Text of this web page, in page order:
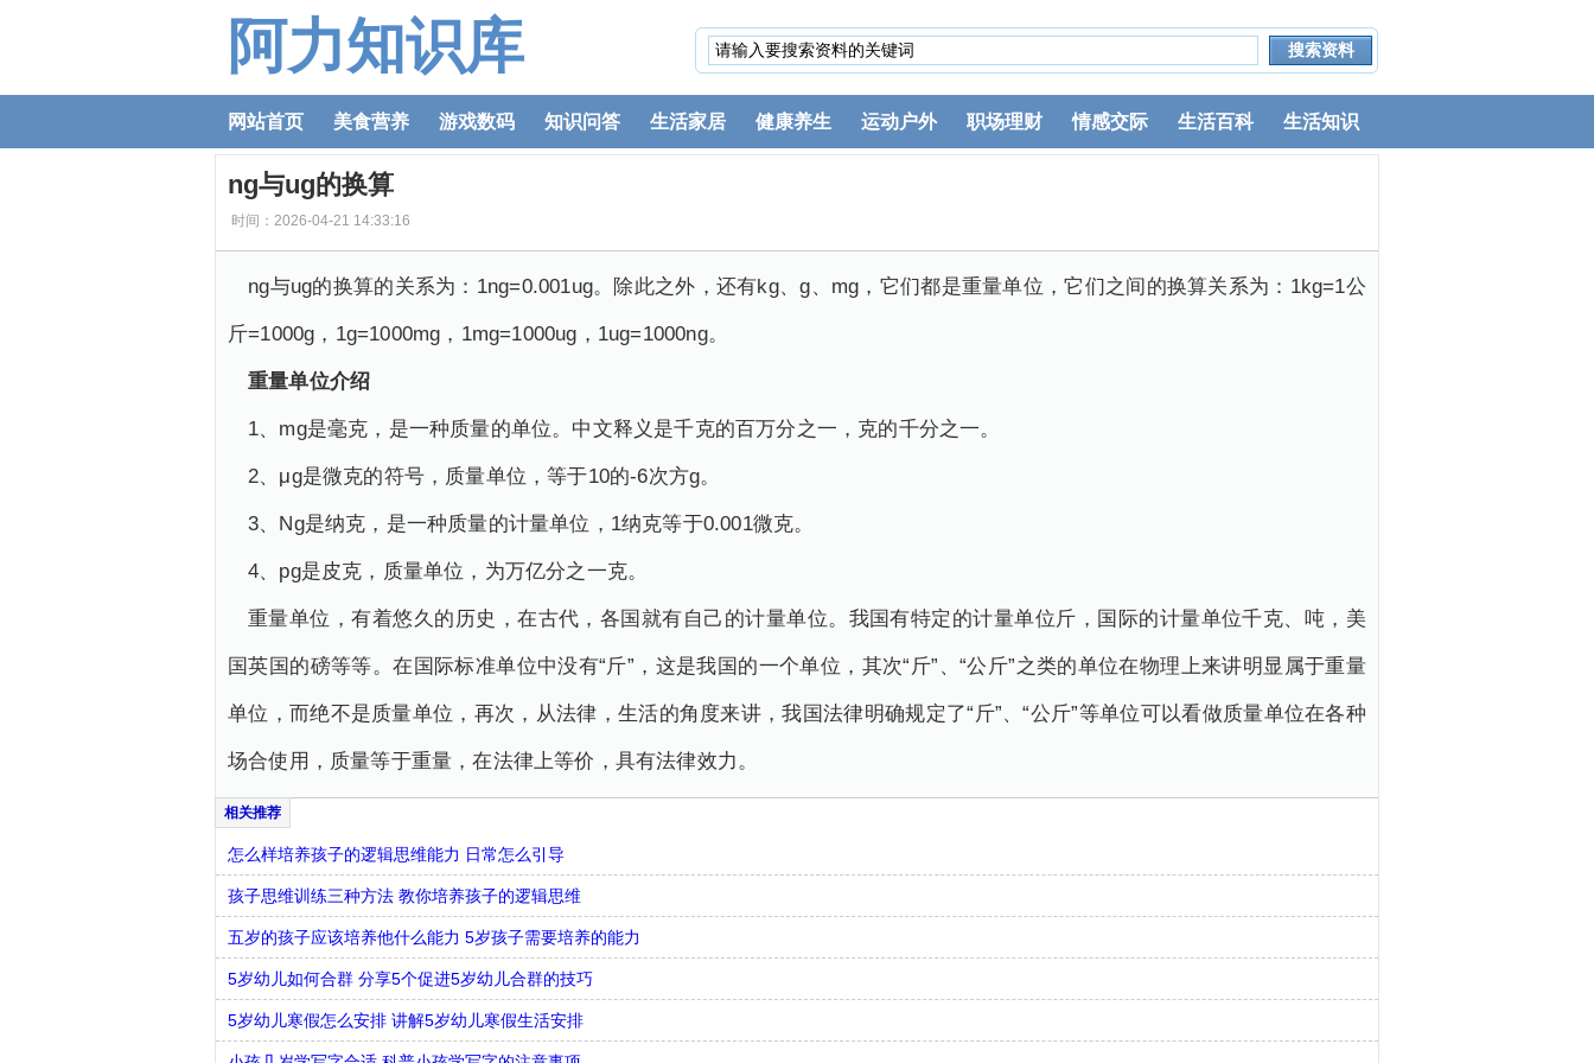
阿力知识库
网站首页 美食营养 游戏数码 知识问答 生活家居 健康养生 运动户外 职场理财 情感交际 生活百科 生活知识
ng与ug的换算
时间：2026-04-21 14:33:16
ng与ug的换算的关系为：1ng=0.001ug。除此之外，还有kg、g、mg，它们都是重量单位，它们之间的换算关系为：1kg=1公
斤=1000g，1g=1000mg，1mg=1000ug，1ug=1000ng。
重量单位介绍
1、mg是毫克，是一种质量的单位。中文释义是千克的百万分之一，克的千分之一。
2、μg是微克的符号，质量单位，等于10的-6次方g。
3、Ng是纳克，是一种质量的计量单位，1纳克等于0.001微克。
4、pg是皮克，质量单位，为万亿分之一克。
重量单位，有着悠久的历史，在古代，各国就有自己的计量单位。我国有特定的计量单位斤，国际的计量单位千克、吨，美
国英国的磅等等。在国际标准单位中没有“斤”，这是我国的一个单位，其次“斤”、“公斤”之类的单位在物理上来讲明显属于重量
单位，而绝不是质量单位，再次，从法律，生活的角度来讲，我国法律明确规定了“斤”、“公斤”等单位可以看做质量单位在各种
场合使用，质量等于重量，在法律上等价，具有法律效力。
怎么样培养孩子的逻辑思维能力 日常怎么引导
孩子思维训练三种方法 教你培养孩子的逻辑思维
五岁的孩子应该培养他什么能力 5岁孩子需要培养的能力
5岁幼儿如何合群 分享5个促进5岁幼儿合群的技巧
5岁幼儿寒假怎么安排 讲解5岁幼儿寒假生活安排